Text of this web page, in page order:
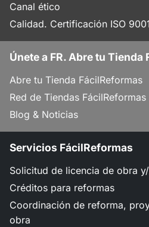
Canal ético
Calidad. Certificación ISO
Únete a FR. Abre tu Tienda
Abre tu Tienda FácilReformas
Red de Tiendas FácilReformas
Blog & Noticias
Servicios FácilReformas
Solicitud de licencia de obra
Créditos para reformas
Coordinación de reforma,
obra